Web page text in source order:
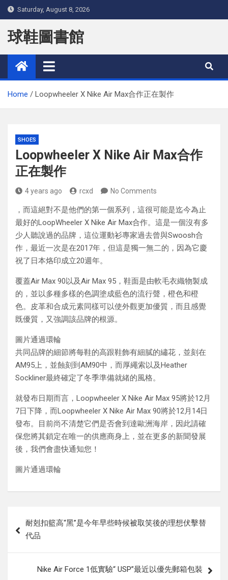
Skip
to
content
Saturday, August 8, 2026
球鞋圖書館
Home Loopwheeler X Nike Air Max合作正在製作
SHOES
Loopwheeler X Nike Air Max合作
正在製作
4 years ago rcxd No Comments
，而這絕對不是他們的第一個系列，這很可能是迄今為止
最好的LoopWheeler X Nike Air Max合作。這是一個沒有多
少人聽說過的品牌，這位運動衫專家過去曾與Swoosh合
作，最近一次是在2017年，但這是獨一無二的，因為它慶
祝了日本烙印成立20週年。
覆蓋Air Max 90以及Air Max 95，鞋面是由軟毛衣織物製成
的，並以多種多樣的色調塗成藍色的流行聲，橙色和橙
色。皮革和合成元素同樣可以使外觀更加優質，而且感覺
既優質，又強調該品牌的根源。
圖片通過環輪
共同品牌的細節將每鞋的高跟鞋飾有細膩的繡花，並刻在
AM95上，並蝕刻到AM90中，而厚繩索以及Heather
Sockliner最終確定了冬季準備就緒的風格。
就發布日期而言，Loopwheeler X Nike Air Max 95將於12月
7日下降，而Loopwheeler X Nike Air Max 90將於12月14日
發布。目前尚不清楚它們是否會到達歐洲海岸，因此請確
保您將其鎖定在唯一的供應商身上，並在更多的新聞發展
後，我們會盡快通知您！
圖片通過環輪
navigation
耐剋扣籃高“黑”是今年早些時候被取笑後的理想伏擊替
代品
Nike Air Force 1低實驗“ USP”最近以優先郵箱包裝